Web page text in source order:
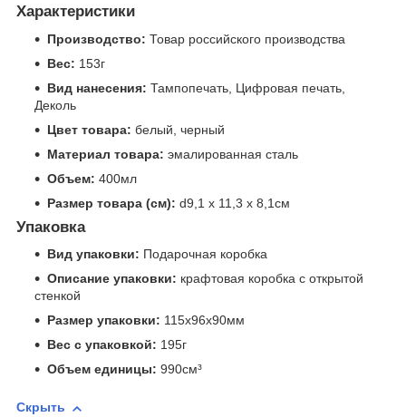
Характеристики
Производство: Товар российского производства
Вес: 153г
Вид нанесения: Тампопечать, Цифровая печать,
Деколь
Цвет товара: белый, черный
Материал товара: эмалированная сталь
Объем: 400мл
Размер товара (см): d9,1 х 11,3 х 8,1см
Упаковка
Вид упаковки: Подарочная коробка
Описание упаковки: крафтовая коробка с открытой
стенкой
Размер упаковки: 115x96x90мм
Вес с упаковкой: 195г
Объем единицы: 990см³
Скрыть